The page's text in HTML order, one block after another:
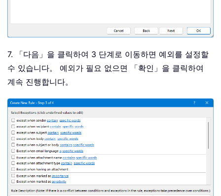
7. 「다음」을 클릭하여 3 단계로 이동하면 예외를 설정할
수 있습니다。 예외가 필요 없으면 「확인」을 클릭하여
계속 진행합니다。